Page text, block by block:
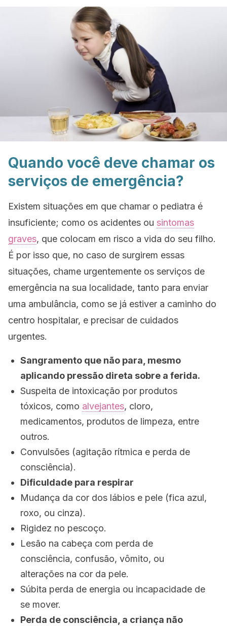
Quando você deve chamar os
serviços de emergência?
Existem situações em que chamar o pediatra é
insuficiente; como os acidentes ou sintomas
graves, que colocam em risco a vida do seu filho.
É por isso que, no caso de surgirem essas
situações, chame urgentemente os serviços de
emergência na sua localidade, tanto para enviar
uma ambulância, como se já estiver a caminho do
centro hospitalar, e precisar de cuidados
urgentes.
Sangramento que não para, mesmo
aplicando pressão direta sobre a ferida.
Suspeita de intoxicação por produtos
tóxicos, como alvejantes, cloro,
medicamentos, produtos de limpeza, entre
outros.
Convulsões (agitação rítmica e perda de
consciência).
Dificuldade para respirar
Mudança da cor dos lábios e pele (fica azul,
roxo, ou cinza).
Rigidez no pescoço.
Lesão na cabeça com perda de
consciência, confusão, vômito, ou
alterações na cor da pele.
Súbita perda de energia ou incapacidade de
se mover.
Perda de consciência , a criança não